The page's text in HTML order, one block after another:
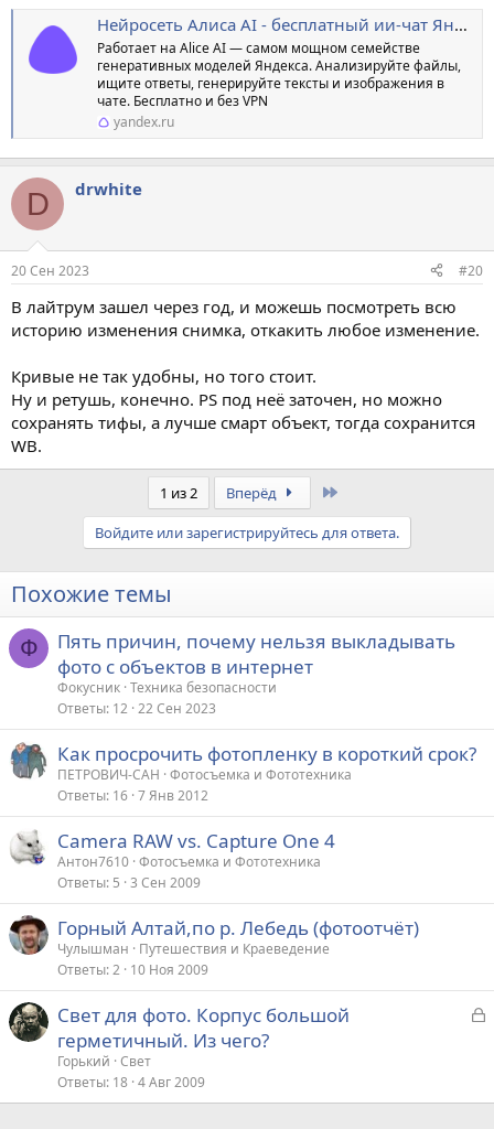
Нейросеть Алиса AI - бесплатный ии-чат Яндекса с генерацией текстов и изображений
Работает на Alice AI — самом мощном семействе
генеративных моделей Яндекса. Анализируйте файлы,
ищите ответы, генерируйте тексты и изображения в
чате. Бесплатно и без VPN
yandex.ru
D drwhite
20 Сен 2023 #20
В лайтрум зашел через год, и можешь посмотреть всю
историю изменения снимка, откакить любое изменение.
Кривые не так удобны, но того стоит.
Ну и ретушь, конечно. PS под неё заточен, но можно
сохранять тифы, а лучше смарт объект, тогда сохранится
WB.
1 из 2 Вперёд
Войдите или зарегистрируйтесь для ответа.
Похожие темы
Ф
Пять причин, почему нельзя выкладывать
фото с объектов в интернет
Фокусник Техника безопасности
Ответы 12 22 Сен 2023
Как просрочить фотопленку в короткий срок?
ПЕТРОВИЧ-САН Фотосъемка и Фототехника
Ответы 16 7 Янв 2012
Camera RAW vs. Capture One 4
Антон7610 Фотосъемка и Фототехника
Ответы 5 3 Сен 2009
Горный Алтай,по р. Лебедь (фотоотчёт)
Чулышман
Путешествия и Краеведение
Ответы 2 10 Ноя 2009
З
Свет для фото. Корпус большой
герметичный. Из чего?
Горький Свет
Ответы 18 4 Авг 2009